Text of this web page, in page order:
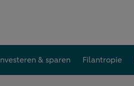
& sparen Filantropie